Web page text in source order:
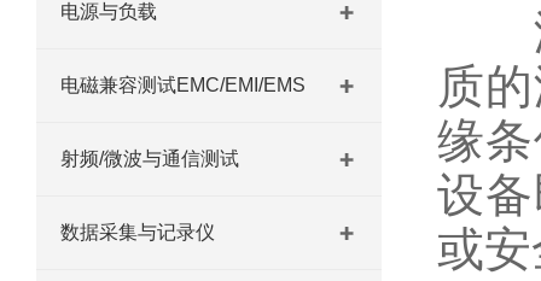
电源与负载
电磁兼容测试EMC/EMI/EMS
射频/微波与通信测试
数据采集与记录仪
漏
质
缘
设
或